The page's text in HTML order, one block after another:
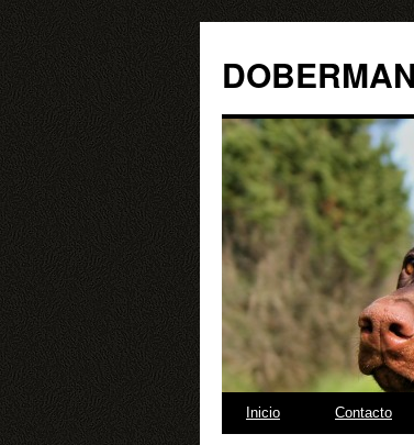
SaltarInicio Contacto